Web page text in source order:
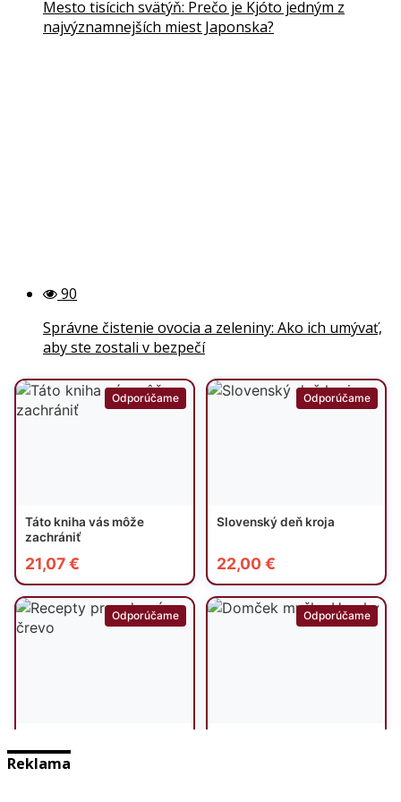
Mesto tisícich svätýň: Prečo je Kjóto jedným z
najvýznamnejších miest Japonska?
90
Správne čistenie ovocia a zeleniny: Ako ich umývať,
aby ste zostali v bezpečí
Reklama